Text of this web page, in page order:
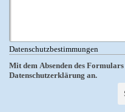
Datenschutzbestimmungen
Mit dem Absenden des
Datenschutzerklärung an.